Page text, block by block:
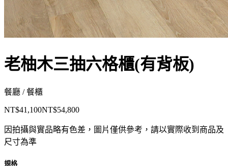
老柚木三抽六格櫃(有背板)
餐廳 / 餐櫃
NT$41,100NT$54,800
因拍攝與實品略有色差，圖片僅供參考，請以實際收到商品及
尺寸為準
規格